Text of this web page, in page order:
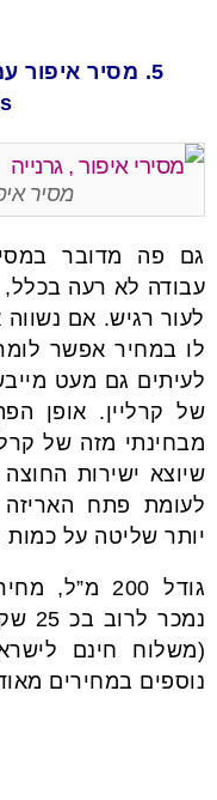
מסיר
גם פה מדובר
עבודה לא רעה בכלל,
לעור רגיש. אם
לו במחיר אפשר
לעיתים גם מעט
של קרליין. אופן
מבחינתי מזה של
שיוצא ישירות
לעומת פתח
יותר שליטה על כמות
נמכר לרוב בכ 25 שקלים, אך ייתכן ש
(משלוח חינם
נוספים במחירים